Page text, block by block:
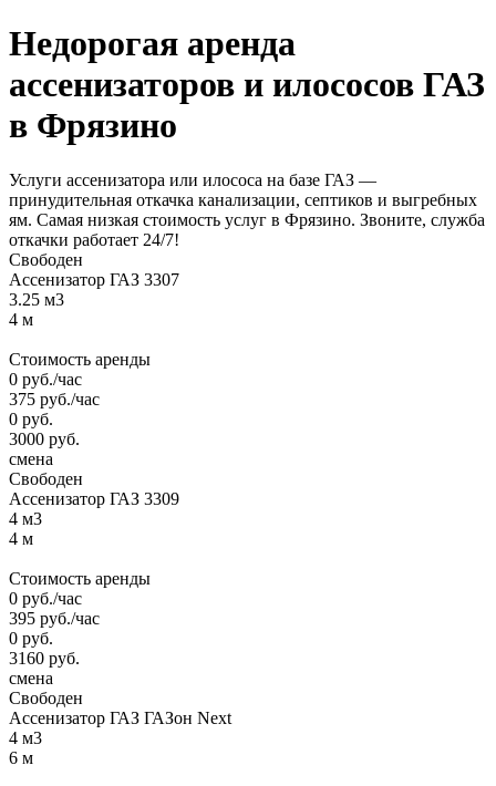
Недорогая аренда
ассенизаторов и илососов ГАЗ
в Фрязино
Услуги ассенизатора или илососа на базе ГАЗ —
принудительная откачка канализации, септиков и выгребных
ям. Самая низкая стоимость услуг в Фрязино. Звоните, служба
откачки работает 24/7!
Свободен
Ассенизатор ГАЗ 3307
3.25 м3
4 м
Стоимость аренды
0 руб./час
375 руб./час
0 руб.
3000 руб.
смена
Свободен
Ассенизатор ГАЗ 3309
4 м3
4 м
Стоимость аренды
0 руб./час
395 руб./час
0 руб.
3160 руб.
смена
Свободен
Ассенизатор ГАЗ ГАЗон Next
4 м3
6 м